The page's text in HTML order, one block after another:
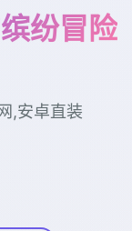
纷冒险
,安卓直装